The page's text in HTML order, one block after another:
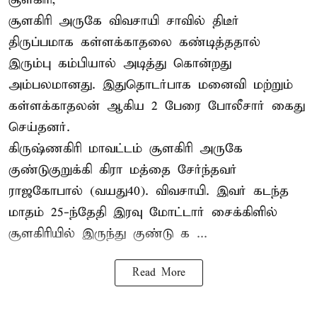
சூளகிரி அருகே விவசாயி சாவில் திடீர்
திருப்பமாக கள்ளக்காதலை கண்டித்ததால்
இரும்பு கம்பியால் அடித்து கொன்றது
அம்பலமானது. இதுதொடர்பாக மனைவி மற்றும்
கள்ளக்காதலன் ஆகிய 2 பேரை போலீசார் கைது
செய்தனர்.
கிருஷ்ணகிரி மாவட்டம் சூளகிரி அருகே
குண்டுகுறுக்கி கிரா மத்தை சேர்ந்தவர்
ராஜகோபால் (வயது40). விவசாயி. இவர் கடந்த
மாதம் 25-ந்தேதி இரவு மோட்டார் சைக்கிளில்
சூளகிரியில் இருந்து குண்டு க ...
Read More